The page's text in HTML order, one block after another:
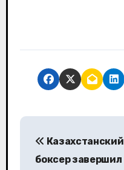
Н
Казахстанский
боксер завершил